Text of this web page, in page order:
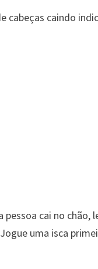
cabeças caindo
pessoa cai no
uma isca